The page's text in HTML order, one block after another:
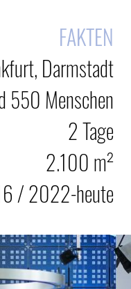
FAKTEN
Darmstadt
550 Menschen
2 Tage
2.100 m²
/ 2022-heute